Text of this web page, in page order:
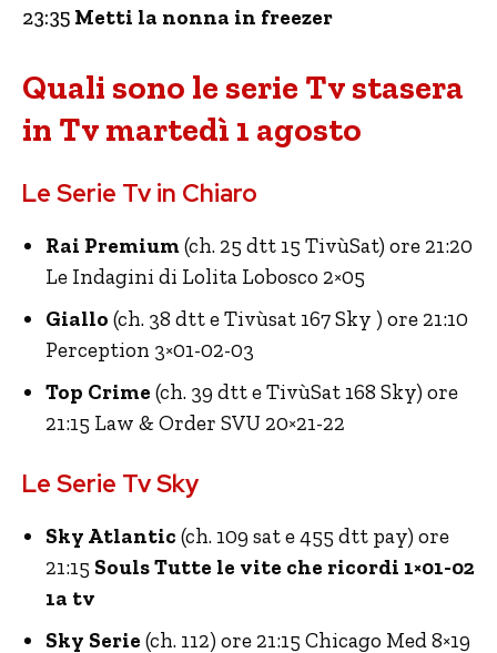
23:35 Metti la nonna in freezer
Quali sono le serie Tv stasera
in Tv martedì 1 agosto
Le Serie Tv in Chiaro
Rai Premium(ch. 25 dtt 15 TivùSat) ore 21:20
Le Indagini di Lolita Lobosco 2×05
Giallo (ch. 38 dtt e Tivùsat 167 Sky ) ore 21:10
Perception 3×01-02-03
Top Crime (ch. 39 dtt e TivùSat 168 Sky) ore
21:15 Law & Order SVU 20×21-22
Le Serie Tv Sky
Sky Atlantic (ch. 109 sat e 455 dtt pay) ore
21:15 Souls Tutte le vite che ricordi 1×01-02
1a tv
Sky Serie (ch. 112) ore 21:15 Chicago Med 8×19